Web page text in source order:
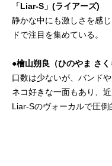
「Liar-S」(ライアーズ)
静かな中にも激しさを感
ドで注目を集めている。
●檜山朔良（ひのやま さ
口数は少ないが、バンド
ネコ好きな一面もあり、
Liar-Sのヴォーカルで圧倒